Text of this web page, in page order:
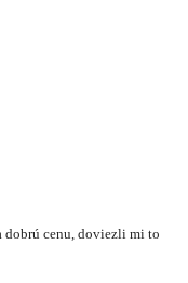
dobrú cenu, doviezli mi to